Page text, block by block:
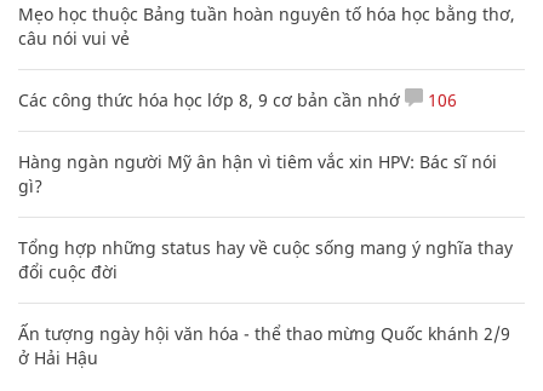
Mẹo học thuộc Bảng tuần hoàn nguyên tố hóa học bằng thơ,
câu nói vui vẻ
Các công thức hóa học lớp 8, 9 cơ bản cần nhớ 106
Hàng ngàn người Mỹ ân hận vì tiêm vắc xin HPV: Bác sĩ nói
gì?
Tổng hợp những status hay về cuộc sống mang ý nghĩa thay
đổi cuộc đời
Ấn tượng ngày hội văn hóa - thể thao mừng Quốc khánh 2/9
ở Hải Hậu